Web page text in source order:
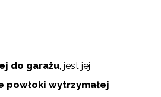
do garażu, jest jej
powłoki wytrzymałej